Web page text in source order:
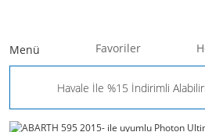
Menü Favoriler